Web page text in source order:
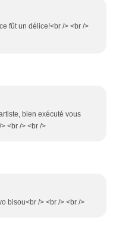
fût un délice!<br /> <br />
bien exécuté vous
<br /> <br />
bisou<br /> <br /> <br />